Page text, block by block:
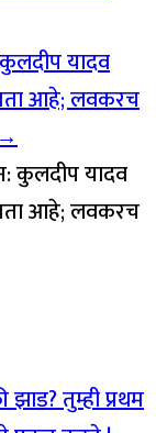
यादव
आहे; लवकरच